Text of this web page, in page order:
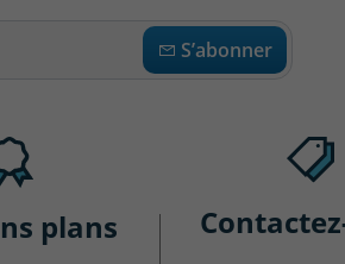
S’abonner
plans